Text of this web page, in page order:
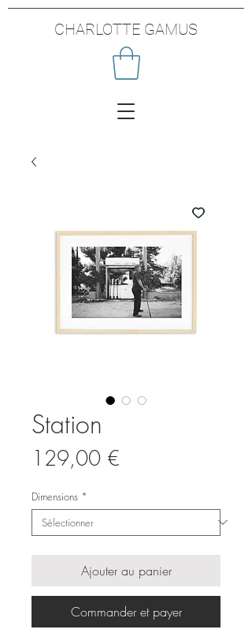
CHARLOTTE GAMUS
Station
129,00 €
Dimensions *
Ajouter au panier
Commander et payer